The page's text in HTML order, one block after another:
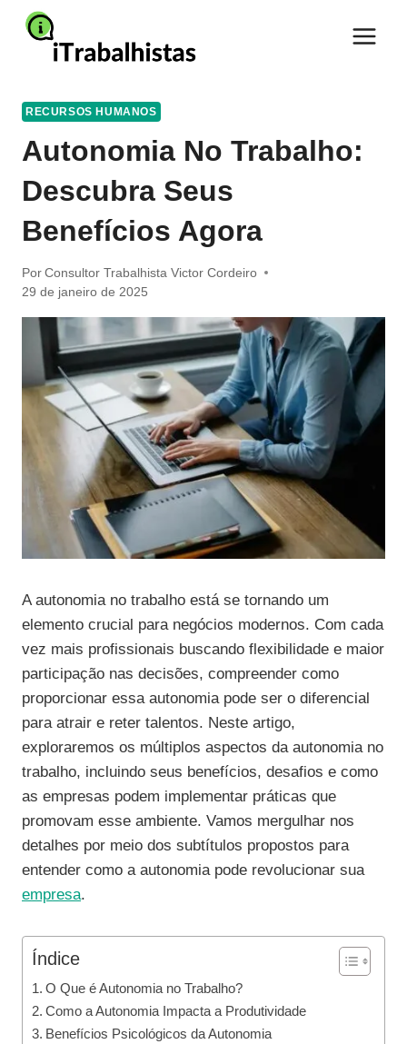
Pular
para
RECURSOS HUMANOS
Autonomia No Trabalho:
Descubra Seus
Benefícios Agora
Por Consultor Trabalhista Victor Cordeiro
29 de janeiro de 2025
A autonomia no trabalho está se tornando um
elemento crucial para negócios modernos. Com cada
vez mais profissionais buscando flexibilidade e maior
participação nas decisões, compreender como
proporcionar essa autonomia pode ser o diferencial
para atrair e reter talentos. Neste artigo,
exploraremos os múltiplos aspectos da autonomia no
trabalho, incluindo seus benefícios, desafios e como
as empresas podem implementar práticas que
promovam esse ambiente. Vamos mergulhar nos
detalhes por meio dos subtítulos propostos para
entender como a autonomia pode revolucionar sua
empresa.
Índice
O Que é Autonomia no Trabalho?
Como a Autonomia Impacta a Produtividade
Benefícios Psicológicos da Autonomia